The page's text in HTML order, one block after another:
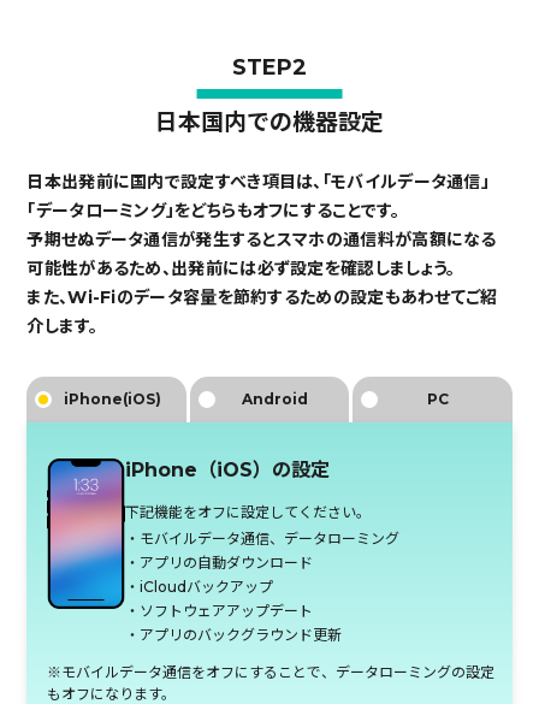
STEP2
日本国内での機器設定
日本出発前に国内で設定すべき項目は、「モバイルデータ通信」
「データローミング」をどちらもオフにすることです。
予期せぬデータ通信が発生するとスマホの通信料が高額になる
可能性があるため、出発前には必ず設定を確認しましょう。
また、Wi-Fiのデータ容量を節約するための設定もあわせてご紹
介します。
iPhone(iOS) Android PC
iPhone（iOS）の設定
下記機能をオフに設定してください。
・モバイルデータ通信、データローミング
・アプリの自動ダウンロード
・iCloudバックアップ
・ソフトウェアアップデート
・アプリのバックグラウンド更新
※モバイルデータ通信をオフにすることで、データローミングの設定
もオフになります。